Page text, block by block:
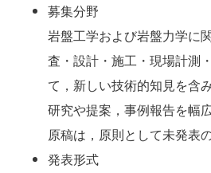
募集分野
岩盤工学および岩盤力学に
査・設計・施工・現場計測
て，新しい技術的知見を含
研究や提案，事例報告を幅
原稿は，原則として未発表
発表形式